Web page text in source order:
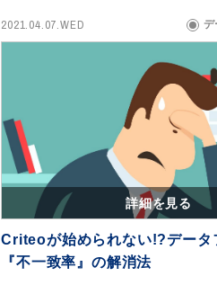
2021.04.07.WED
詳細を見る
Criteoが始められない!?データ
『不一致率』の解消法